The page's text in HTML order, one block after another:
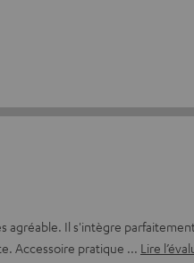
agréable. Il s'intègre
Accessoire pratique
Lire